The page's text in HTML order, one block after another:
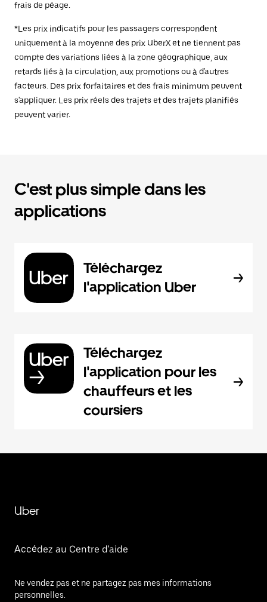
frais de péage.
*Les prix indicatifs pour les passagers correspondent
uniquement à la moyenne des prix UberX et ne tiennent pas
compte des variations liées à la zone géographique, aux
retards liés à la circulation, aux promotions ou à d'autres
facteurs. Des prix forfaitaires et des frais minimum peuvent
s'appliquer. Les prix réels des trajets et des trajets planifiés
peuvent varier.
C'est plus simple dans les
applications
Téléchargez
l'application Uber
Téléchargez
l'application pour les
chauffeurs et les
coursiers
Uber
Accédez au Centre d'aide
Ne vendez pas et ne partagez pas mes informations
personnelles.